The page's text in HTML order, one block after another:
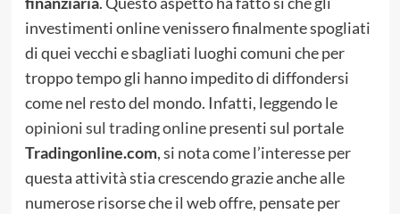
investimenti online venissero finalmente spogliati
di quei vecchi e sbagliati luoghi comuni che per
troppo tempo gli hanno impedito di diffondersi
come nel resto del mondo. Infatti, leggendo le
opinioni sul trading onlinepresenti sul portale
Tradingonline.com, si nota come l’interesse per
questa attività stia crescendo grazie anche alle
numerose risorse che il web offre, pensate per